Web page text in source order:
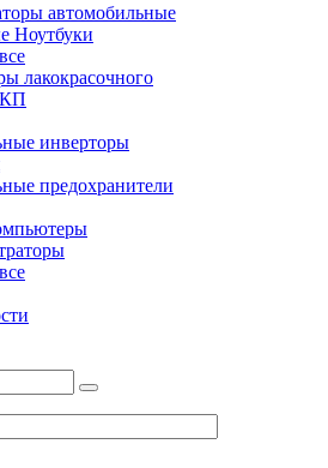
автомобильные
Ноутбуки
лакокрасочного
инверторы
предохранители